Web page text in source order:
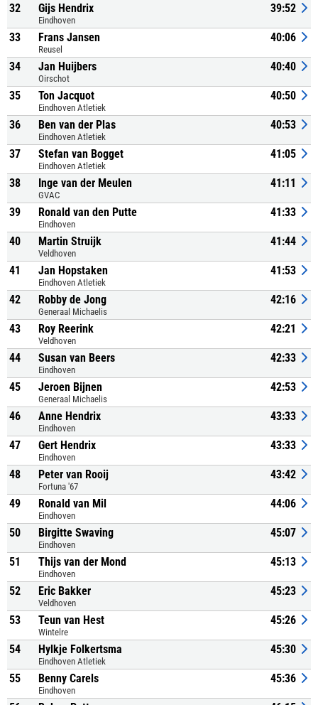
32 Gijs Hendrix
Eindhoven
39:52
33 Frans Jansen
Reusel
40:06
34 Jan Huijbers
Oirschot
40:40
35 Ton Jacquot
Eindhoven Atletiek
40:50
36 Ben van der Plas
Eindhoven Atletiek
40:53
37 Stefan van Bogget
Eindhoven Atletiek
41:05
38 Inge van der Meulen
GVAC
41:11
39 Ronald van den Putte
Eindhoven
41:33
40 Martin Struijk
Veldhoven
41:44
41 Jan Hopstaken
Eindhoven Atletiek
41:53
42 Robby de Jong
Generaal Michaelis
42:16
43 Roy Reerink
Veldhoven
42:21
44 Susan van Beers
Eindhoven
42:33
45 Jeroen Bijnen
Generaal Michaelis
42:53
46 Anne Hendrix
Eindhoven
43:33
47 Gert Hendrix
Eindhoven
43:33
48 Peter van Rooij
Fortuna '67
43:42
49 Ronald van Mil
Eindhoven
44:06
50 Birgitte Swaving
Eindhoven
45:07
51 Thijs van der Mond
Eindhoven
45:13
52 Eric Bakker
Veldhoven
45:23
53 Teun van Hest
Wintelre
45:26
54 Hylkje Folkertsma
Eindhoven Atletiek
45:30
55 Benny Carels
Eindhoven
45:36